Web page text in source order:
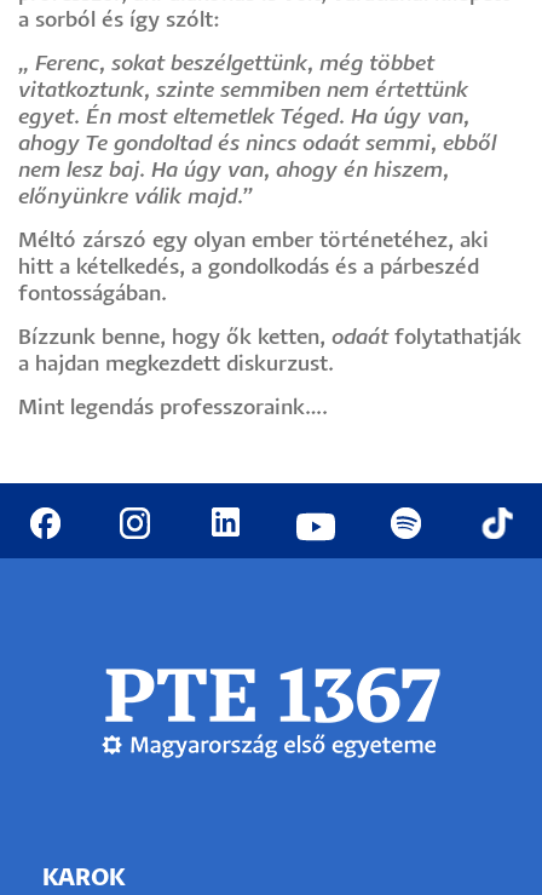
a sorból és így szólt:
„ Ferenc, sokat beszélgettünk, még többet
vitatkoztunk, szinte semmiben nem értettünk
egyet. Én most eltemetlek Téged. Ha úgy van,
ahogy Te gondoltad és nincs odaát semmi, ebből
nem lesz baj. Ha úgy van, ahogy én hiszem,
előnyünkre válik majd.”
Méltó zárszó egy olyan ember történetéhez, aki
hitt a kételkedés, a gondolkodás és a párbeszéd
fontosságában.
Bízzunk benne, hogy ők ketten, odaátfolytathatják
a hajdan megkezdett diskurzust.
Mint legendás professzoraink….
KAROK